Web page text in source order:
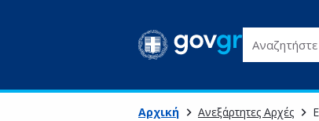
Αναζητήστε
Αρχική Ανεξάρτητες Αρχές